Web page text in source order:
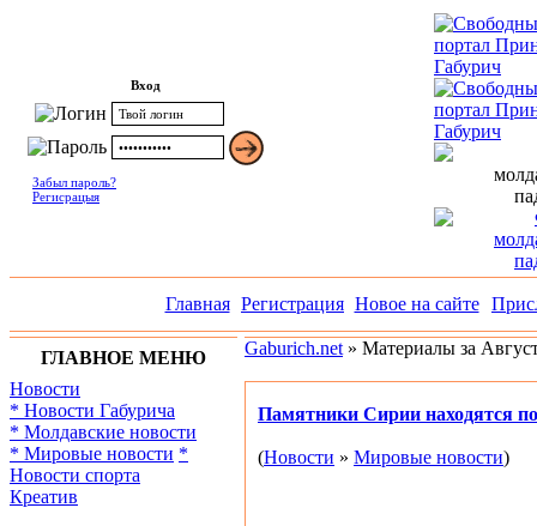
Вход
Забыл пароль?
Регисрацыя
Главная Регистрация Новое на сайте
ГЛАВНОЕ МЕНЮ
Новости
* Новости Габурича
* Молдавские новости
* Мировые новости *
Новости спорта
Креатив
Gaburich.net » Материалы за
Памятники Сирии находятся
(Новости » Мировые новости)